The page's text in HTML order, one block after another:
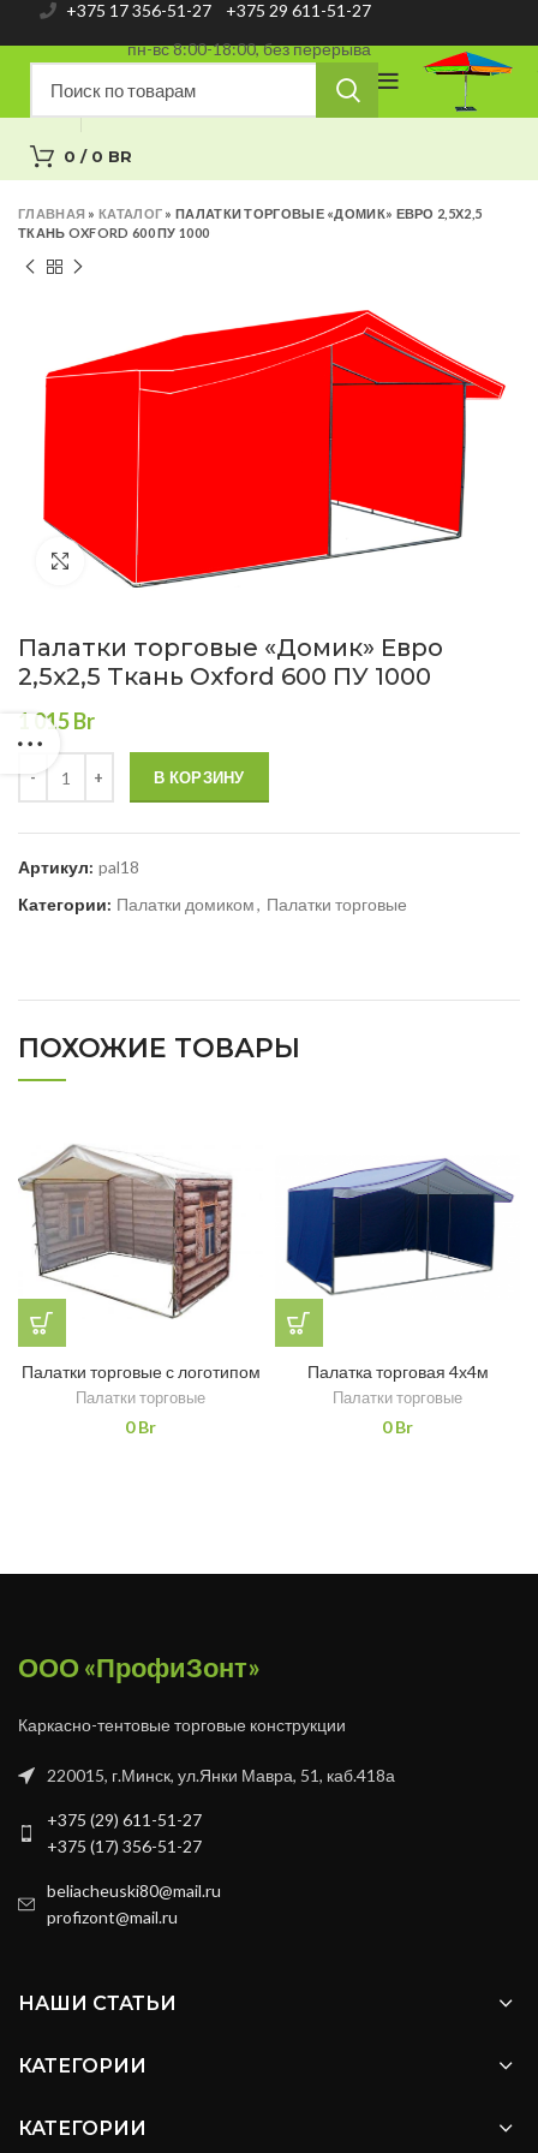
+375 17 356-51-27
+375 29 611-51-27
пн-вс 8:00-18:00, без перерыва
0 / 0 BR
ГЛАВНАЯ »КАТАЛОГ »ПАЛАТКИ ТОРГОВЫЕ «ДОМИК» ЕВРО 2,5Х2,5
ТКАНЬ OXFORD 600 ПУ 1000
Нажмите, чтобы увеличить
Палатки торговые «Домик» Евро
2,5х2,5 Ткань Oxford 600 ПУ 1000
1 015Br
В КОРЗИНУ
Артикул: pal18
Категории: Палатки домиком, Палатки торговые
ПОХОЖИЕ ТОВАРЫ
Палатки торговые с логотипом
Палатки торговые
0Br
Палатка торговая 4х4м
Палатки торговые
0Br
ООО «ПрофиЗонт»
Каркасно-тентовые торговые конструкции
220015, г.Минск, ул.Янки Мавра, 51, каб.418а
+375 (29) 611-51-27
+375 (17) 356-51-27
beliacheuski80@mail.ru
profizont@mail.ru
НАШИ СТАТЬИ
КАТЕГОРИИ
КАТЕГОРИИ